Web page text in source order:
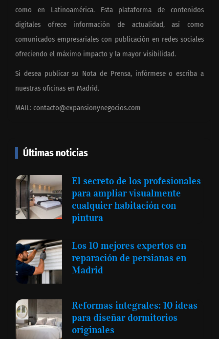
como en Latinoamérica. Esta plataforma de contenidos
digitales ofrece información de actualidad, así como
comunicados empresariales con publicación en redes sociales
ofreciendo el máximo impacto y la mayor visibilidad.
Si desea publicar su Nota de Prensa, infórmese o escriba a
nuestras oficinas en Madrid.
MAIL: contacto@expansionynegocios.com
Últimas noticias
El secreto de los profesionales
para ampliar visualmente
cualquier habitación con
pintura
Los 10 mejores expertos en
reparación de persianas en
Madrid
Reformas integrales: 10 ideas
para diseñar dormitorios
originales